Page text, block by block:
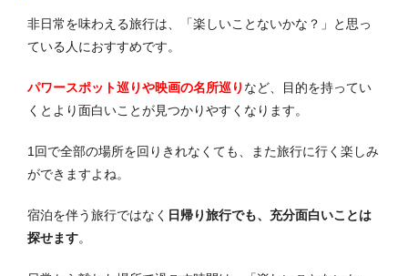
非日常を味わえる旅行は、「楽しいことないかな？」と思っ
ている人におすすめです。
パワースポット巡りや映画の名所巡り など、目的を持ってい
くとより面白いことが見つかりやすくなります。
1回で全部の場所を回りきれなくても、また旅行に行く楽しみ
ができますよね。
宿泊を伴う旅行ではなく 日帰り旅行でも、充分面白いことは
探せます。